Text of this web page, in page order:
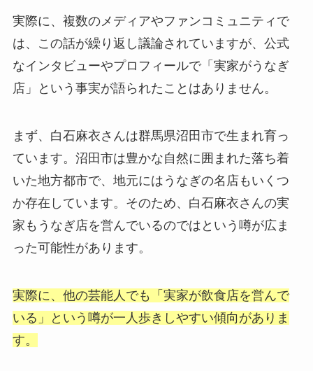
実際に、複数のメディアやファンコミュニティで
は、この話が繰り返し議論されていますが、公式
なインタビューやプロフィールで「実家がうなぎ
店」という事実が語られたことはありません。
まず、白石麻衣さんは群馬県沼田市で生まれ育っ
ています。沼田市は豊かな自然に囲まれた落ち着
いた地方都市で、地元にはうなぎの名店もいくつ
か存在しています。そのため、白石麻衣さんの実
家もうなぎ店を営んでいるのではという噂が広ま
った可能性があります。
実際に、他の芸能人でも「実家が飲食店を営んで
いる」という噂が一人歩きしやすい傾向がありま
す。